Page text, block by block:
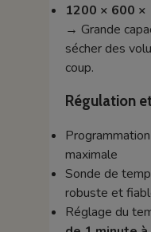
1200 × 600 ×
→ Grande
sécher des
coup.
Régulation
Programmation
maximale
Sonde de
robuste et
Réglage du